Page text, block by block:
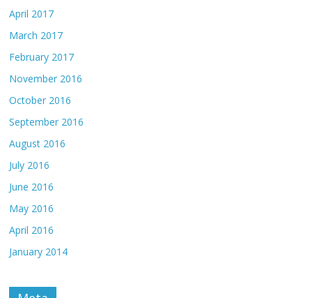
April 2017
March 2017
February 2017
November 2016
October 2016
September 2016
August 2016
July 2016
June 2016
May 2016
April 2016
January 2014